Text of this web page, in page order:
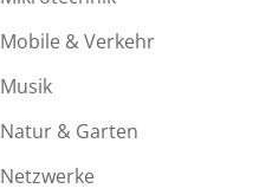
Mobile & Verkehr
Musik
Natur & Garten
Netzwerke